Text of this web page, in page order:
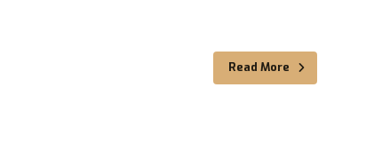
Read More